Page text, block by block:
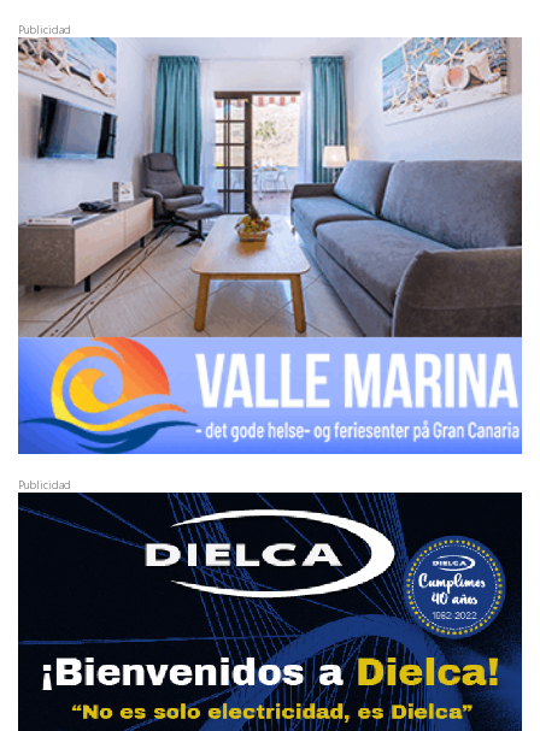
Publicidad
Publicidad